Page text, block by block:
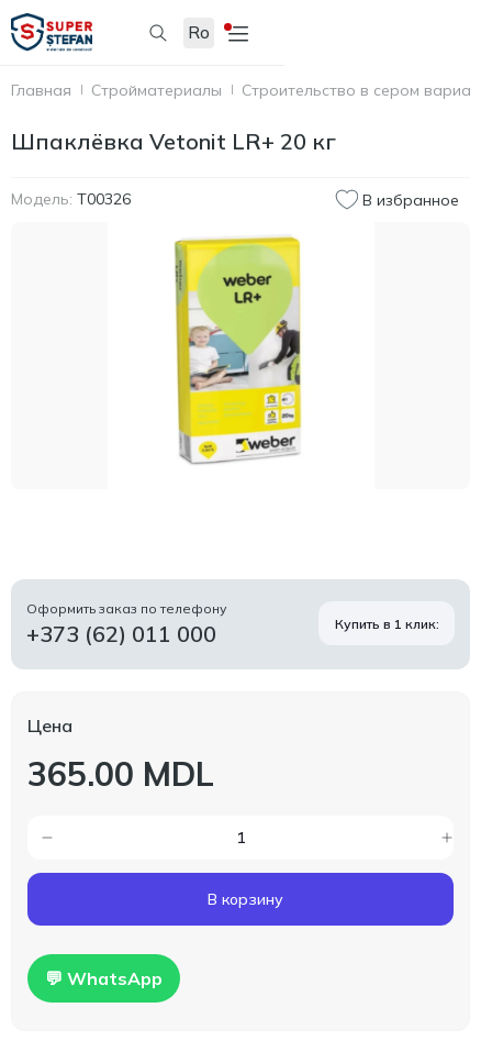
Ro
Главная Стройматериалы Строительство в сером
Шпаклёвка Vetonit LR+ 20 кг
Модель: T00326 В избранное
Оформить заказ по телефону
+373 (62) 011 000 Купить в 1 клик:
Цена
365.00 MDL
В корзину
💬 WhatsApp